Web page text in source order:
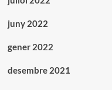
juny 2022
gener 2022
desembre 2021